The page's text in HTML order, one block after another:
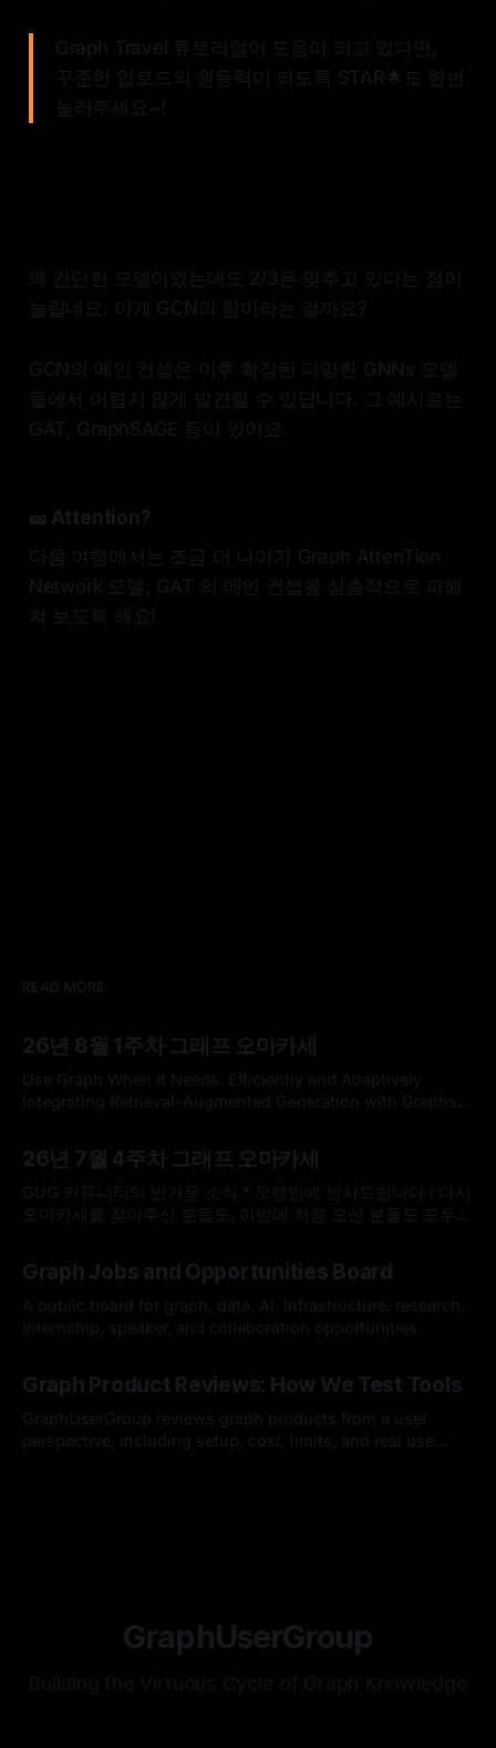
Graph Travel 튜토리얼이 도움이 되고 있다면,
꾸준한 업로드의 원동력이 되도록 STAR🌟도 한번
눌러주세요~!
꽤 간단한 모델이었는데도 2/3은 맞추고 있다는 점이
놀랍네요. 이게 GCN의 힘이라는 걸까요?
GCN의 메인 컨셉은 이후 확장된 다양한 GNNs 모델
들에서 어렵지 않게 발견할 수 있답니다. 그 예시로는
GAT, GraphSAGE 등이 있어요.
🎫 Attention?
다음 여행에서는 조금 더 나아가 Graph AttenTion
Network 모델, GAT 의 메인 컨셉을 심층적으로 파헤
쳐 보도록 해요!
READ MORE
26년 8월 1주차 그래프 오마카세
Use Graph When It Needs: Efficiently and Adaptively
Integrating Retrieval-Augmented Generation with Graphs
Integrating Retrieval-Augmented Generation with
GraphsLarge language models (LLMs) often struggle with
knowledge-intensive tasks due to hallucinations and
outdated parametric knowledge. While Retrieval-
26년 7월 4주차 그래프 오마카세
GUG 커뮤니티의 반가운 소식 * 오랜만에 인사드립니다 ! 다시
오마카세를 찾아주신 분들도, 이번에 처음 오신 분들도 모두
건강하게 잘 지내고 계셨나요? * 최근 저희 GUG(Graph User
Group)에 정말 반가운 소식이 있어서 전해드리고자 합니다.
GUG가 2026 오픈소스 AI·SW 커뮤니티 지원사업에 선정되었
습니다. 7월 25일(토요일)
Graph Jobs and Opportunities Board
A public board for graph, data, AI, infrastructure, research,
internship, speaker, and collaboration opportunities.
Graph Product Reviews: How We Test Tools
GraphUserGroup reviews graph products from a user
perspective, including setup, cost, limits, and real use
GraphUserGroup